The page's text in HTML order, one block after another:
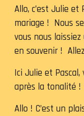
Allo, c’est Julie
mariage ! Nous
vous nous
en souvenir !
Ici Julie et
après la tonalité !
Allo ! C’est un